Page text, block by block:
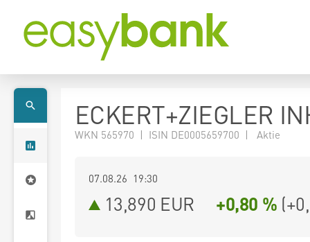
ECKERT+ZIEGLER
WKN 565970 | ISIN DE0005659700 | Aktie
07.08.26 19:30
13,890 EUR +0,80 % (